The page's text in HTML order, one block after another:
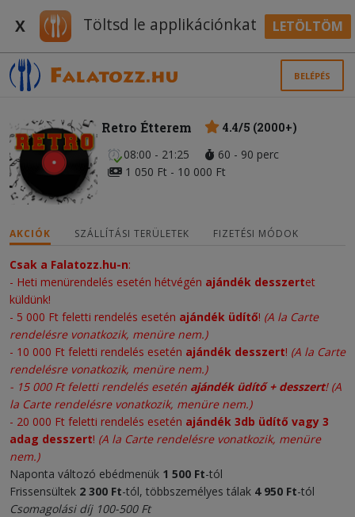
X Töltsd le applikációnkat LETÖLTÖM
BELÉPÉS
Retro Étterem
4.4/5 (2000+)
08:00 - 21:25
60 - 90 perc
1 050 Ft - 10 000 Ft
AKCIÓK SZÁLLÍTÁSI TERÜLETEK FIZETÉSI MÓDOK
Csak a Falatozz.hu-n:
- Heti menürendelés esetén hétvégén ajándék desszertet
küldünk!
- 5 000 Ft feletti rendelés esetén ajándék üdítő! (A la Carte
rendelésre vonatkozik, menüre nem.)
- 10 000 Ft feletti rendelés esetén ajándék desszert! (A la Carte
rendelésre vonatkozik, menüre nem.)
- 15 000 Ft feletti rendelés esetén ajándék üdítő + desszert!(A
la Carte rendelésre vonatkozik, menüre nem.)
- 20 000 Ft feletti rendelés esetén ajándék 3db üdítő vagy 3
adag desszert! (A la Carte rendelésre vonatkozik, menüre
nem.)
Naponta változó ebédmenük 1 500 Ft-tól
Frissensültek 2 300 Ft-tól, többszemélyes tálak 4 950 Ft-tól
Csomagolási díj 100-500 Ft